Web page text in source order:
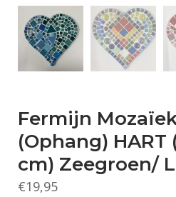
Fermijn
(Ophang) HART
cm) Zeegroen/
€19,95